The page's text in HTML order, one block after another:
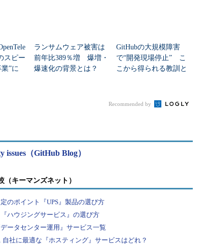
スピー
業”に
ランサムウェア被害は
前年比389％増 爆増・
爆速化の背景とは？
GitHubの大規模障害
で“開発現場停止” こ
こから得られる教訓と
Recommended by
issues（GitHub Blog）
キーマンズネット）
のポイント『UPS』製品の選び方
ハウジングサービス』の選び方
ータセンター運用』サービス一覧
社に最適な『ホスティング』サービスはどれ？